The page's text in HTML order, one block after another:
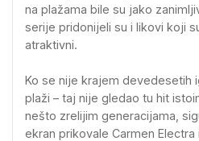
na plažama bile su jako
serije pridonijeli su i likovi koji
atraktivni.
Ko se nije krajem devedesetih
plaži – taj nije gledao tu hit
nešto zrelijim generacijama,
ekran prikovale Carmen